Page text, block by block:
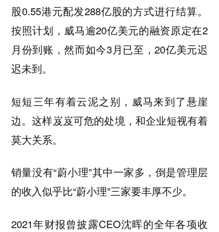
股0.55港元配发288亿股的方式进行结算。
按照计划，威马逾20亿美元的融资原定在2
月份到账，然而如今3月已至，20亿美元迟
迟未到。
短短三年有着云泥之别，威马来到了悬崖
边。这样岌岌可危的处境，和企业短视有着
莫大关系。
销量没有“蔚小理”其中一家多，倒是管理层
的收入似乎比“蔚小理”三家要丰厚不少。
2021年财报曾披露CEO沈晖的全年各项收